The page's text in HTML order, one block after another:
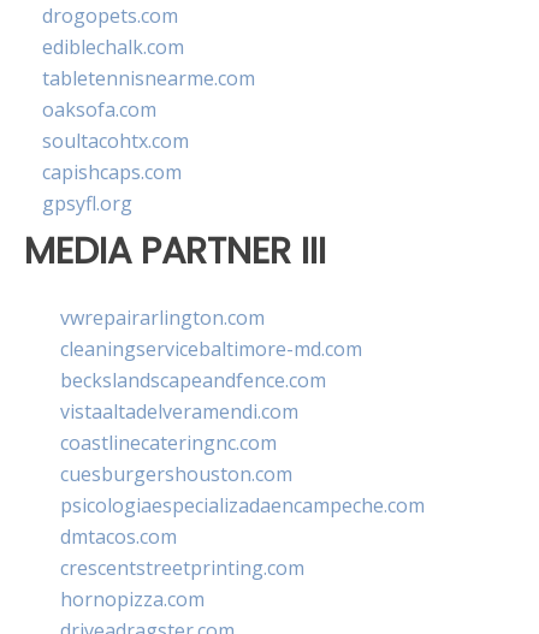
drogopets.com
ediblechalk.com
tabletennisnearme.com
oaksofa.com
soultacohtx.com
capishcaps.com
gpsyfl.org
MEDIA PARTNER III
vwrepairarlington.com
cleaningservicebaltimore-md.com
beckslandscapeandfence.com
vistaaltadelveramendi.com
coastlinecateringnc.com
cuesburgershouston.com
psicologiaespecializadaencampeche.com
dmtacos.com
crescentstreetprinting.com
hornopizza.com